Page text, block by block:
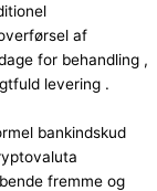
af
for behandling ,
levering .
bankindskud
fremme og